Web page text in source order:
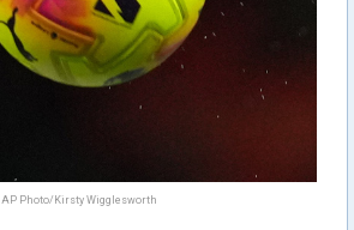
AP Photo/Kirsty Wigglesworth